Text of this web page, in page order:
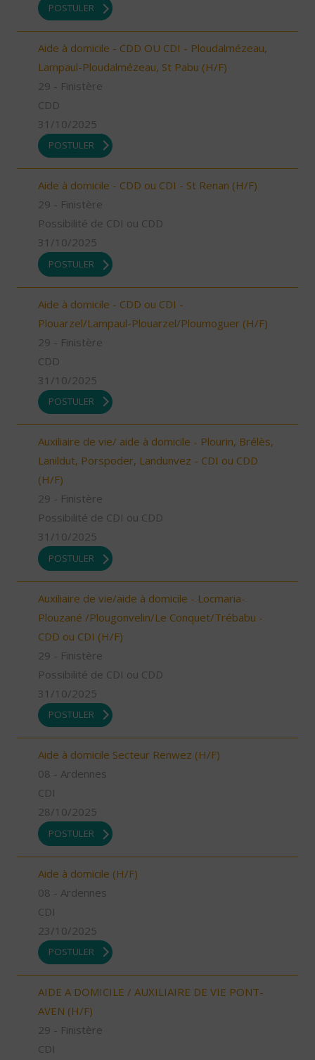
POSTULER
Aide à domicile - CDD OU CDI - Ploudalmézeau,
Lampaul-Ploudalmézeau, St Pabu (H/F)
29 - Finistère
CDD
31/10/2025
POSTULER
Aide à domicile - CDD ou CDI - St Renan (H/F)
29 - Finistère
Possibilité de CDI ou CDD
31/10/2025
POSTULER
Aide à domicile - CDD ou CDI -
Plouarzel/Lampaul-Plouarzel/Ploumoguer (H/F)
29 - Finistère
CDD
31/10/2025
POSTULER
Auxiliaire de vie/ aide à domicile - Plourin, Brélès,
Lanildut, Porspoder, Landunvez - CDI ou CDD
(H/F)
29 - Finistère
Possibilité de CDI ou CDD
31/10/2025
POSTULER
Auxiliaire de vie/aide à domicile - Locmaria-
Plouzané /Plougonvelin/Le Conquet/Trébabu -
CDD ou CDI (H/F)
29 - Finistère
Possibilité de CDI ou CDD
31/10/2025
POSTULER
Aide à domicile Secteur Renwez (H/F)
08 - Ardennes
CDI
28/10/2025
POSTULER
Aide à domicile (H/F)
08 - Ardennes
CDI
23/10/2025
POSTULER
AIDE A DOMICILE / AUXILIAIRE DE VIE PONT-
AVEN (H/F)
29 - Finistère
CDI